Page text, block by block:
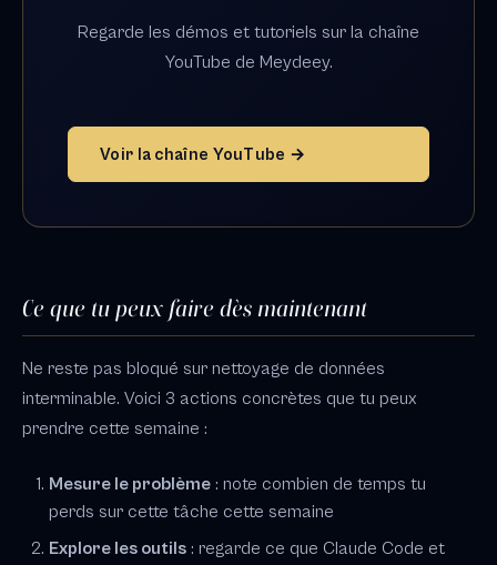
Regarde les démos et tutoriels sur la chaîne
YouTube de Meydeey.
Voir la chaîne YouTube →
Ce que tu peux faire dès maintenant
Ne reste pas bloqué sur nettoyage de données
interminable. Voici 3 actions concrètes que tu peux
prendre cette semaine :
Mesure le problème : note combien de temps tu
perds sur cette tâche cette semaine
Explore les outils : regarde ce que Claude Code et